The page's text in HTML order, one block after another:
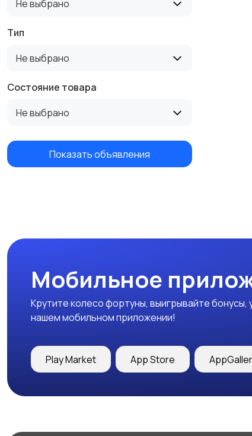
Не выбрано
Тип
Не выбрано
Состояние товара
Не выбрано
Показать объявления
Мобильное
Крутите колесо фортуны, выигрывайте
нашем мобильном приложении!
Play Market App Store